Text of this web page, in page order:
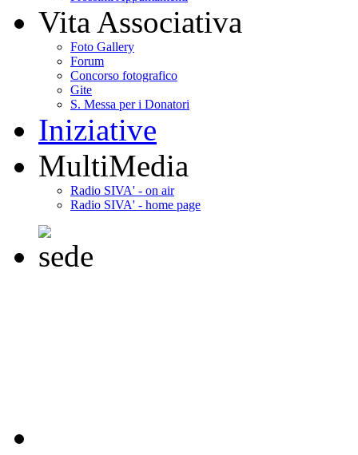
Vita Associativa
Foto Gallery
Forum
Concorso fotografico
Gite
S. Messa per i Donatori
Iniziative
MultiMedia
Radio SIVA' - on air
Radio SIVA' - home page